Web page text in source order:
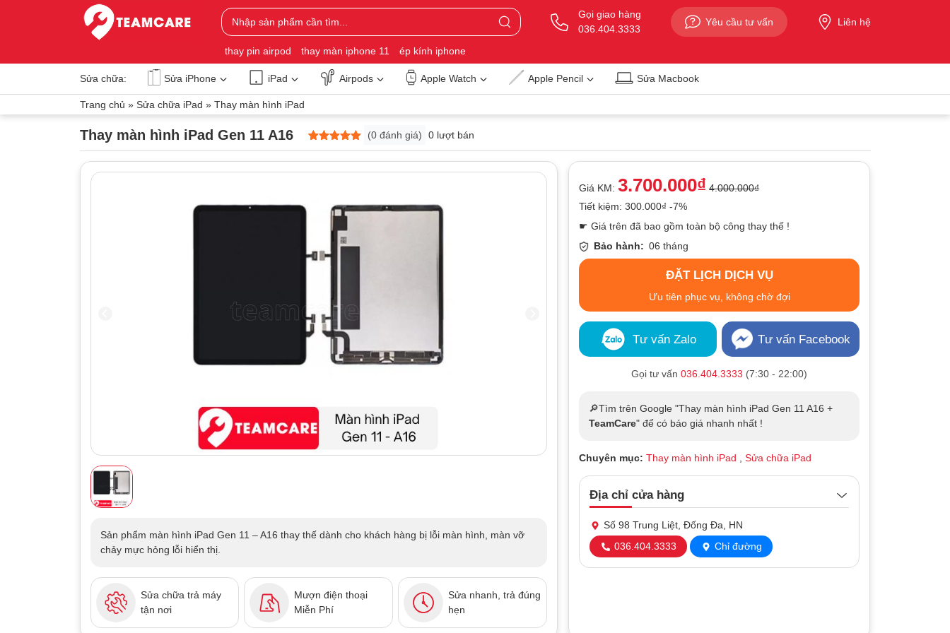
Gọi giao hàng
036.404.3333
Yêu cầu tư vấn Liên hệ
thay pin airpod thay màn iphone 11 ép kính iphone
Sửa chữa: Sửa iPhone iPad Airpods Apple Watch Apple Pencil Sửa Macbook
Trang chủ » Sửa chữa iPad » Thay màn hình iPad
Thay màn hình iPad Gen 11 A16
5trên 5
dựa trên
0
đánh giá
(0 đánh giá) 0 lượt bán
Sản phẩm màn hình iPad Gen 11 – A16 thay thế dành cho khách hàng bị lỗi màn hình, màn vỡ
chảy mực hỏng lỗi hiển thị.
Sửa chữa trả máy
tận nơi
Mượn điện thoại
Miễn Phí
Sửa nhanh, trả đúng
hẹn
Giá KM:3.700.000₫ 4.000.000₫
Tiết kiệm: 300.000₫ -7%
☛ Giá trên đã bao gồm toàn bộ công thay thế !
Bảo hành: 06 tháng
ĐẶT LỊCH DỊCH VỤ
Ưu tiên phục vụ, không chờ đợi
Tư vấn Zalo Tư vấn Facebook
Gọi tư vấn036.404.3333 (7:30 - 22:00)
🔎Tìm trên Google "Thay màn hình iPad Gen 11 A16 +
TeamCare" để có báo giá nhanh nhất !
Chuyên mục: Thay màn hình iPad ,Sửa chữa iPad
Địa chỉ cửa hàng
Số 98 Trung Liệt, Đống Đa, HN
036.404.3333
Chỉ đường